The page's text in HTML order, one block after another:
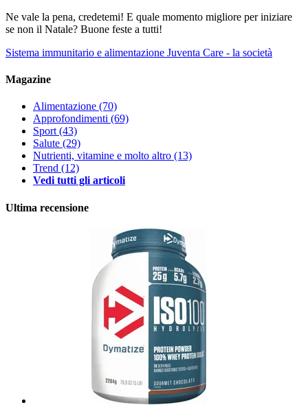
Ne vale la pena, credetemi! E quale momento migliore per iniziare
se non il Natale? Buone feste a tutti!
Sistema immunitario e alimentazione Juventa Care - la società
Magazine
Alimentazione (70)
Approfondimenti (69)
Sport(43)
Salute (29)
Nutrienti, vitamine e molto altro (13)
Trend (12)
Vedi tutti gli articoli
Ultima recensione